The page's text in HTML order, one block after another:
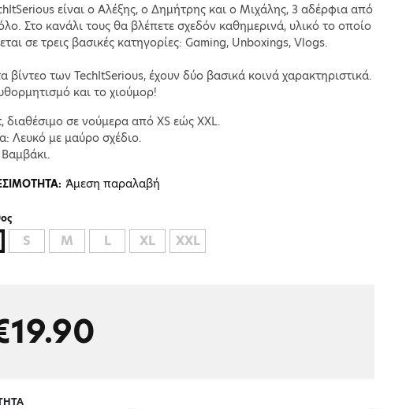
είναι ο Αλέξης, ο Δημήτρης και ο Μιχάλης, 3 αδέρφια από
Στο κανάλι τους θα βλέπετε σχεδόν καθημερινά, υλικό το οποίο
σε τρεις βασικές κατηγορίες: Gaming, Unboxings, Vlogs.
βίντεο των TechItSerious, έχουν δύο βασικά κοινά χαρακτηριστικά.
και το χιούμορ!
διαθέσιμο σε νούμερα από XS εώς XXL.
Λευκό με μαύρο σχέδιο.
Άμεση παραλαβή
S M L XL XXL